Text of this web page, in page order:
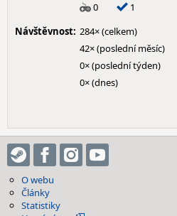
0
1
Návštěvnost: 284× (celkem)
42× (poslední měsíc)
0× (poslední týden)
0× (dnes)
O webu
Články
Statistiky